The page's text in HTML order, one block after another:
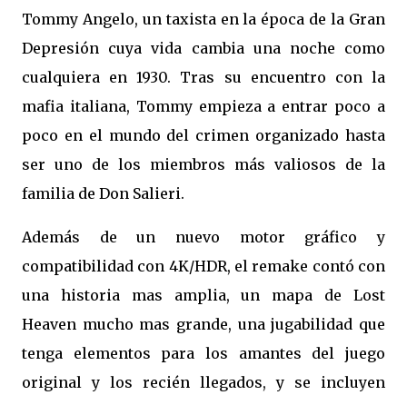
Tommy Angelo, un taxista en la época de la Gran
Depresión cuya vida cambia una noche como
cualquiera en 1930. Tras su encuentro con la
mafia italiana, Tommy empieza a entrar poco a
poco en el mundo del crimen organizado hasta
ser uno de los miembros más valiosos de la
familia de Don Salieri.
Además de un nuevo motor gráfico y
compatibilidad con 4K/HDR, el remake contó con
una historia mas amplia, un mapa de Lost
Heaven mucho mas grande, una jugabilidad que
tenga elementos para los amantes del juego
original y los recién llegados, y se incluyen